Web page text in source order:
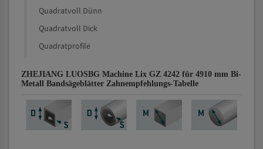
Quadratvoll Dünn
Quadratvoll Dick
Quadratprofile
ZHEJIANG LUOSBG Machine Lix GZ 4242 für 4910 mm Bi-
Metall Bandsägeblätter Zahnempfehlungs-Tabelle